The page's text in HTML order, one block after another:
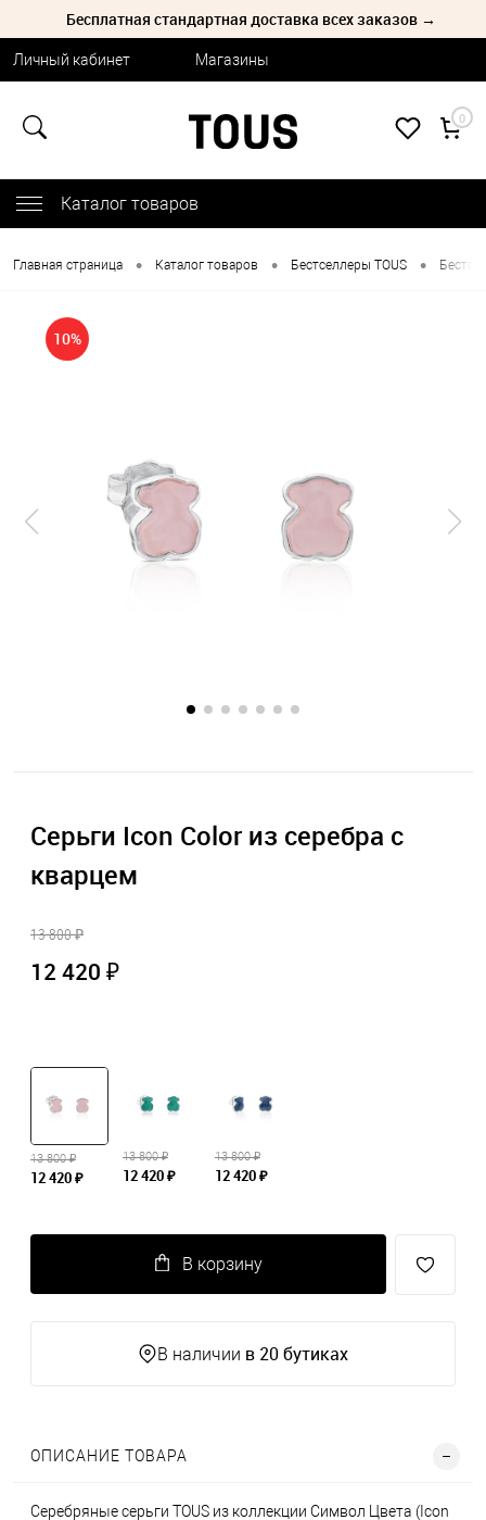
Бесплатная стандартная доставка всех заказов →
Личный кабинет Магазины
0
Каталог товаров
Главная страница • Каталог товаров • Бестселлеры TOUS •
10%
Серьги Icon Color из серебра с
кварцем
13 800 ₽
12 420 ₽
13 800 ₽
12 420 ₽
13 800 ₽
12 420 ₽
13 800 ₽
12 420 ₽
В корзину
В наличии в 20 бутиках
ОПИСАНИЕ ТОВАРА
Серебряные серьги TOUS из коллекции Символ Цвета (Icon